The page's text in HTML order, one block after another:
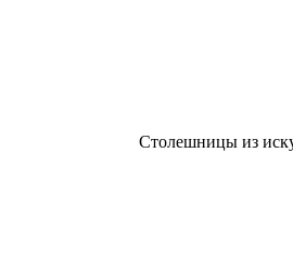
Столешницы из